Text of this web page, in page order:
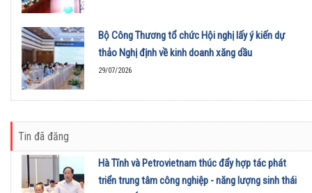
Bộ Công Thương tổ chức Hội nghị lấy ý kiến dự
thảo Nghị định về kinh doanh xăng dầu
29/07/2026
Tin đã đăng
Hà Tĩnh và Petrovietnam thúc đẩy hợp tác phát
triển trung tâm công nghiệp - năng lượng sinh thái